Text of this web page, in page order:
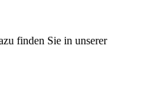
finden Sie in unserer